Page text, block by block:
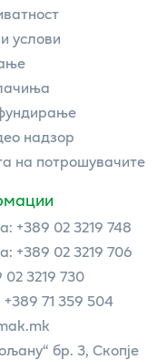
услови
надзор
на потрошувачите
+389 02 3219 748
+389 02 3219 706
3219 730
71 359 504
бр. 3, Скопје